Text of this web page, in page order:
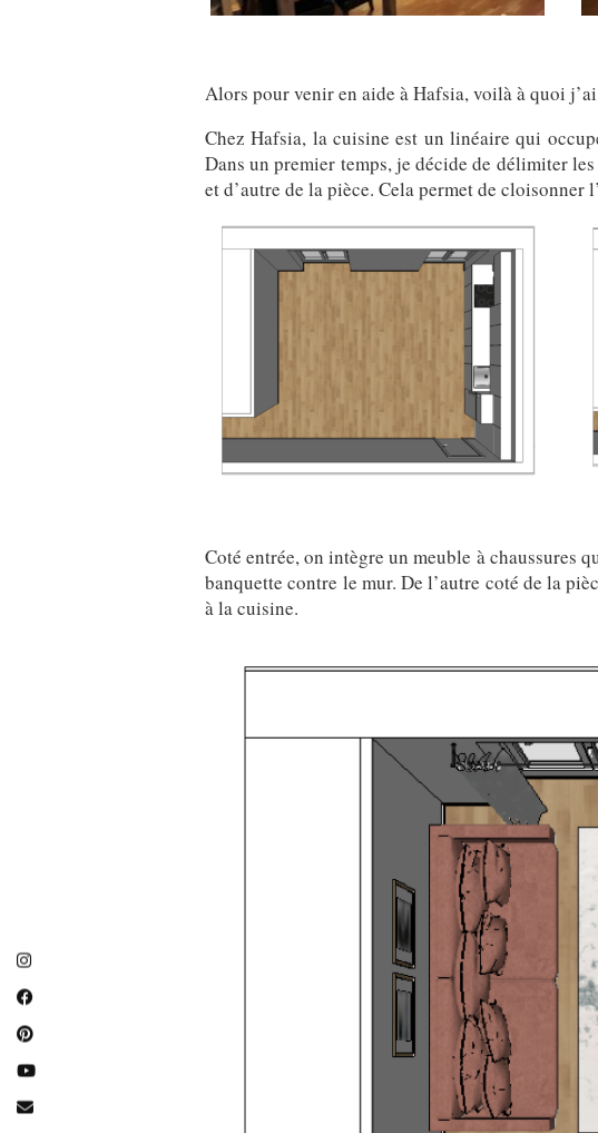
Alors pour venir en aide à Hafsia, voilà à quoi
Chez Hafsia, la cuisine est un linéaire qui
Dans un premier temps, je décide de délimiter
et d’autre de la pièce. Cela permet de
Coté entrée, on intègre un meuble à chaussures
banquette contre le mur. De l’autre coté de la
à la cuisine.